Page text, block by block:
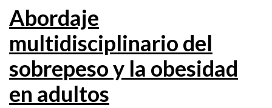
Abordaje
multidisciplinario del
sobrepeso y la obesidad
en adultos